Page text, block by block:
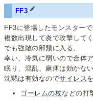
FF3
FF3に登場したモンスターで
複数出現して炎で攻撃してく
でも強敵の部類に入る。
幸い、冷気に弱いので合体
眠り、混乱、麻痺は効かない
沈黙は有効なのでサイレス
ゴーレムの杖などの打